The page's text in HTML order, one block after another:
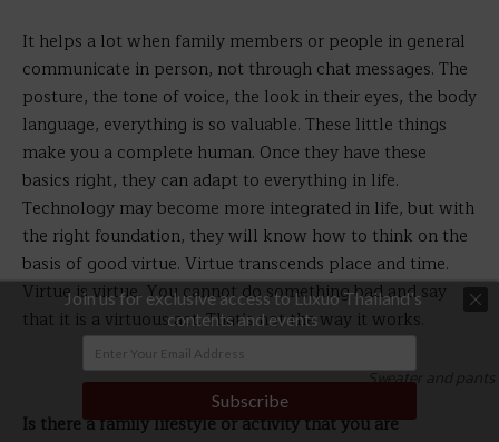
It helps a lot when family members or people in general
communicate in person, not through chat messages. The
posture, the tone of voice, the look in their eyes, the body
language, everything is so valuable. These little things
make you a complete human. Once they have these
basics right, they can adapt to everything in life.
Technology may become more integrated in life, but with
the right foundation, they will know how to think on the
basis of good virtue. Virtue transcends place and time.
Virtue is virtue. You cannot do something bad and say
that it is a virtuous act. That’s not the way it works.
Sweater and pants
Is there a family lifestyle or activity that you are
Join us for exclusive access to Luxuo Thailand's
contents and events
Subscribe